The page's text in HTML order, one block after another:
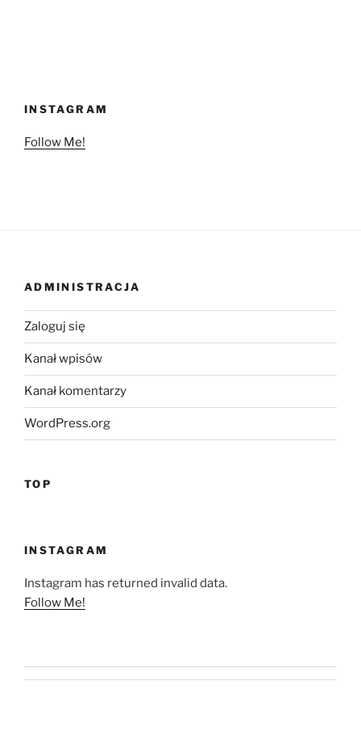
INSTAGRAM
Follow Me!
ADMINISTRACJA
Zaloguj się
Kanał wpisów
Kanał komentarzy
WordPress.org
TOP
INSTAGRAM
Instagram has returned invalid data.
Follow Me!